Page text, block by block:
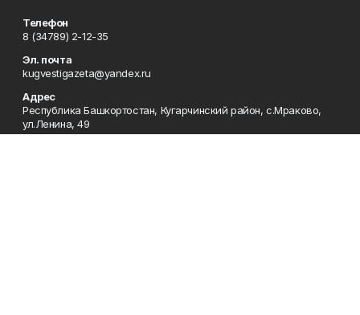
Телефон
8 (34789) 2-12-35
Эл. почта
kugvestigazeta@yandex.ru
Адрес
Республика Башкортостан, Кугарчинский район, с.Мраково,
ул.Ленина, 49